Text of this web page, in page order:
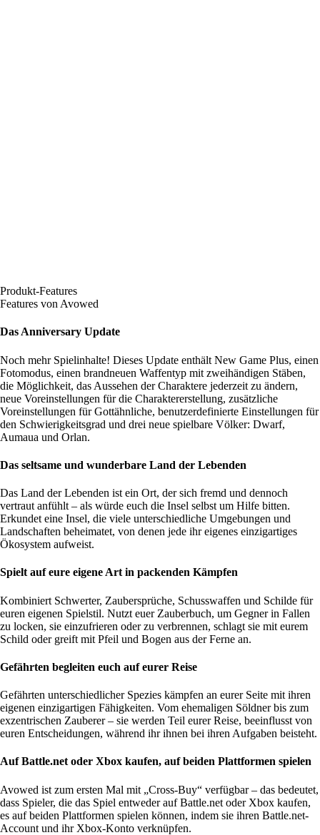
Produkt-Features
Features von Avowed
Das Anniversary Update
Noch mehr Spielinhalte! Dieses Update enthält New Game Plus, einen
Fotomodus, einen brandneuen Waffentyp mit zweihändigen Stäben,
die Möglichkeit, das Aussehen der Charaktere jederzeit zu ändern,
neue Voreinstellungen für die Charaktererstellung, zusätzliche
Voreinstellungen für Gottähnliche, benutzerdefinierte Einstellungen für
den Schwierigkeitsgrad und drei neue spielbare Völker: Dwarf,
Aumaua und Orlan.
Das seltsame und wunderbare Land der Lebenden
Das Land der Lebenden ist ein Ort, der sich fremd und dennoch
vertraut anfühlt – als würde euch die Insel selbst um Hilfe bitten.
Erkundet eine Insel, die viele unterschiedliche Umgebungen und
Landschaften beheimatet, von denen jede ihr eigenes einzigartiges
Ökosystem aufweist.
Spielt auf eure eigene Art in packenden Kämpfen
Kombiniert Schwerter, Zaubersprüche, Schusswaffen und Schilde für
euren eigenen Spielstil. Nutzt euer Zauberbuch, um Gegner in Fallen
zu locken, sie einzufrieren oder zu verbrennen, schlagt sie mit eurem
Schild oder greift mit Pfeil und Bogen aus der Ferne an.
Gefährten begleiten euch auf eurer Reise
Gefährten unterschiedlicher Spezies kämpfen an eurer Seite mit ihren
eigenen einzigartigen Fähigkeiten. Vom ehemaligen Söldner bis zum
exzentrischen Zauberer – sie werden Teil eurer Reise, beeinflusst von
euren Entscheidungen, während ihr ihnen bei ihren Aufgaben beisteht.
Auf Battle.net oder Xbox kaufen, auf beiden Plattformen spielen
Avowed ist zum ersten Mal mit „Cross-Buy“ verfügbar – das bedeutet,
dass Spieler, die das Spiel entweder auf Battle.net oder Xbox kaufen,
es auf beiden Plattformen spielen können, indem sie ihren Battle.net-
Account und ihr Xbox-Konto verknüpfen.